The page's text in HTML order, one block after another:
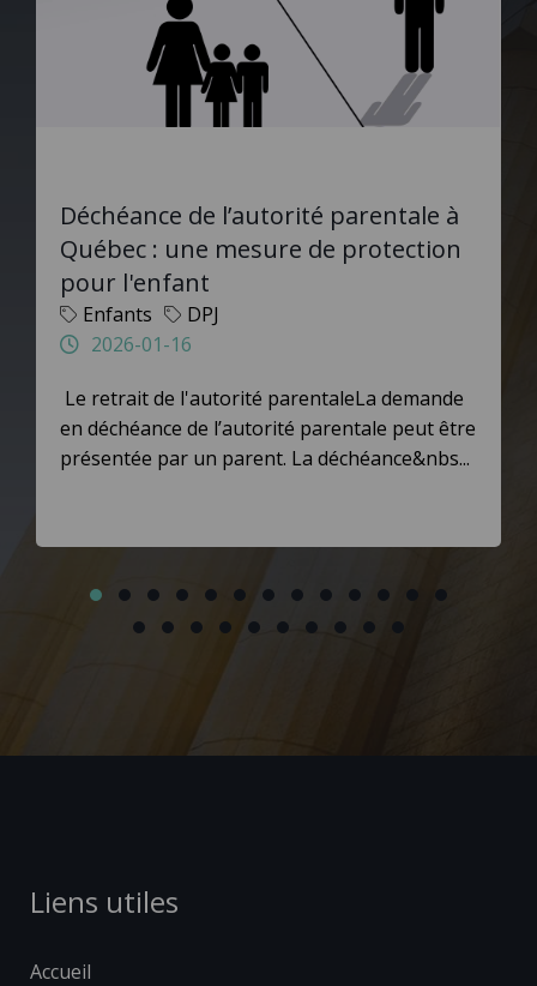
Déchéance de l’autorité parentale à
Québec : une mesure de protection
pour l'enfant
Enfants
DPJ
2026-01-16
Le retrait de l'autorité parentaleLa demande
en déchéance de l’autorité parentale peut être
présentée par un parent. La déchéance&nbs...
Liens utiles
Accueil